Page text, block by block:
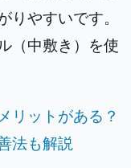
りやすいです。
（中敷き）を使
リットがある？
法も解説